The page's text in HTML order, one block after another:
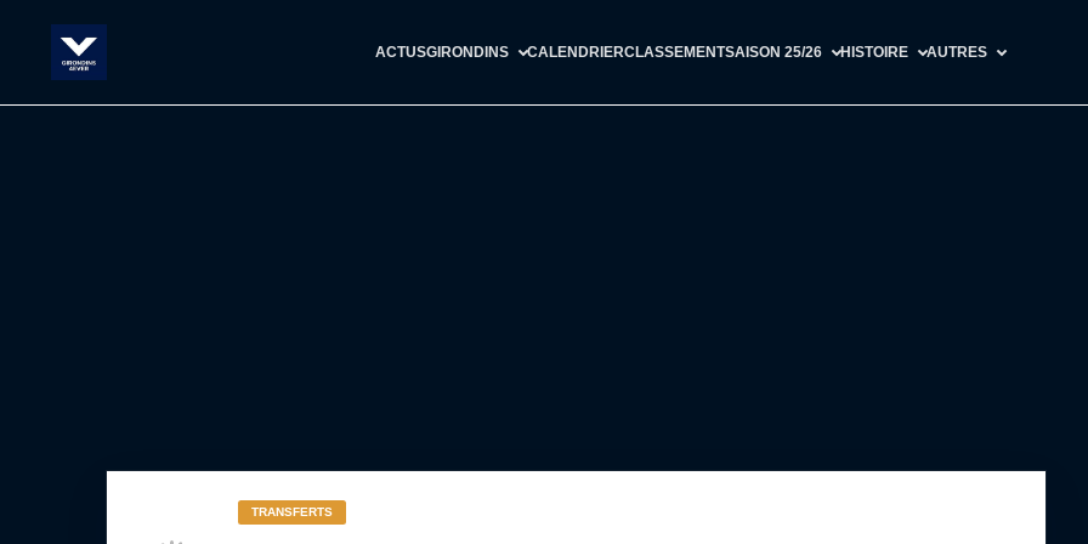
ACTUSGIRONDINS CALENDRIERCLASSEMENTSAISON 25/26 HISTOIRE AUTRES
TRANSFERTS